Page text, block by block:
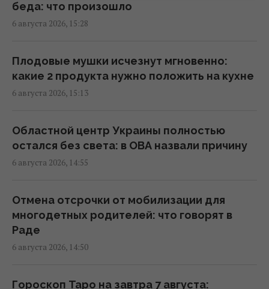
Перевод денег на карту становится
вызовом: какие необычные новации вводят
15:34 четверг, 06 августа 2026
Россия может использовать украинские
литовская разведка
15:33 четверг, 06 августа 2026
часа ночи: объяснение ученых
15:30 четверг, 06 августа 2026
Россия срочно ищет замену своим
15:22 четверг, 06 августа 2026
беда: что произошло
6 августа 2026, 15:28
Плодовые мушки исчезнут мгновенно:
какие 2 продукта нужно положить на кухне
6 августа 2026, 15:13
Областной центр Украины полностью
остался без света: в ОВА назвали причину
6 августа 2026, 14:55
Отмена отсрочки от мобилизации для
многодетных родителей: что говорят в
Раде
6 августа 2026, 14:50
Гороскоп Таро на завтра 7 августа: